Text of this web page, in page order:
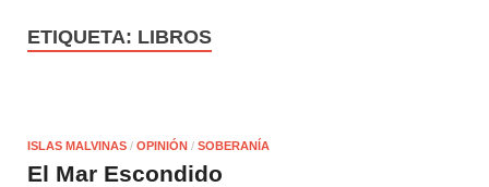
ETIQUETA: LIBROS
ISLAS MALVINAS / OPINIÓN / SOBERANÍA
El Mar Escondido